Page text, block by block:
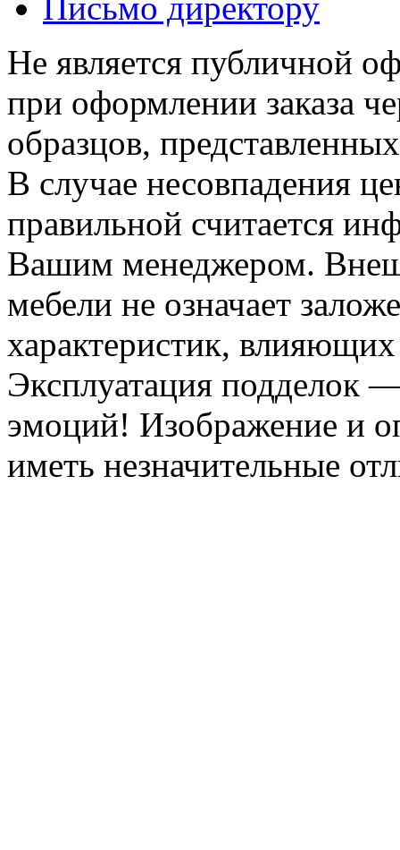
Не является публичной
при оформлении заказа
образцов,
В случае несовпадения
правильной считается
Вашим менеджером.
мебели не означает
характеристик, влияющих
Эксплуатация подделок
эмоций! Изображение и
иметь незначительные